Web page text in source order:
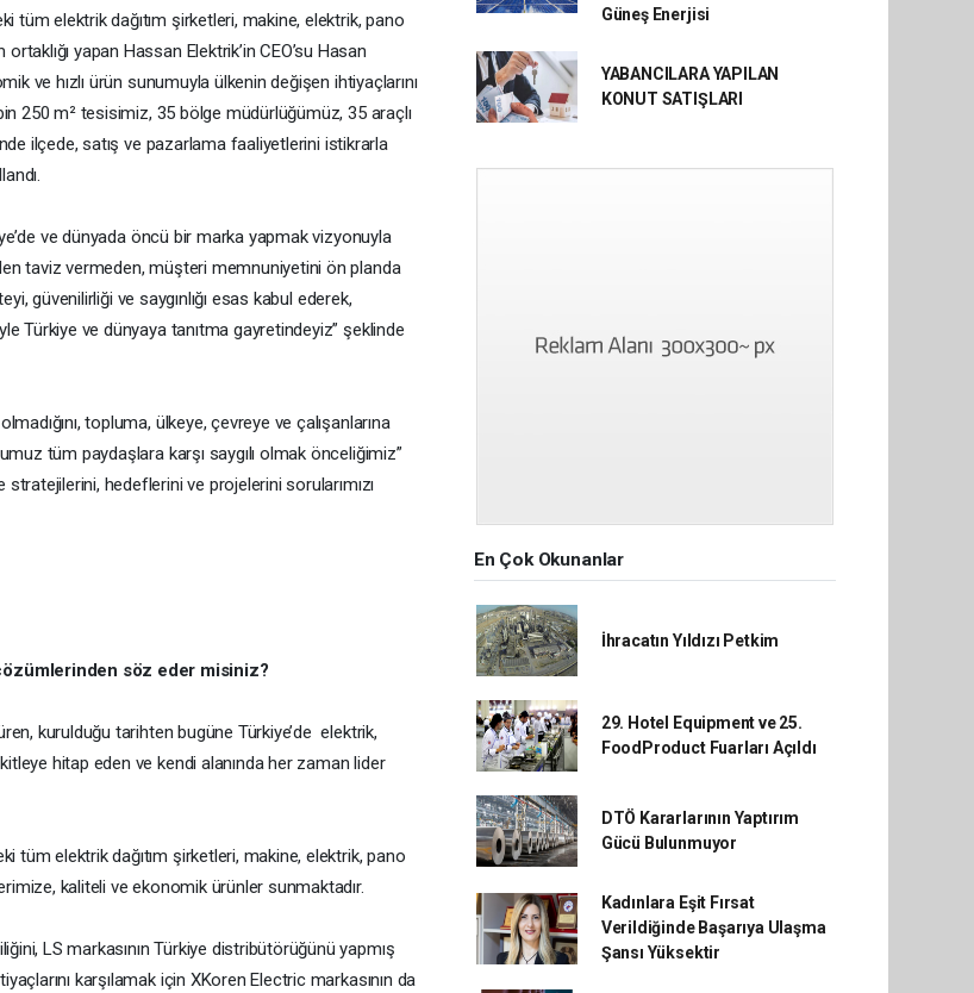
tüm elektrik dağıtım şirketleri, makine, elektrik, pano
yapan Hassan Elektrik’in CEO’su Hasan
ve hızlı ürün sunumuyla ülkenin değişen ihtiyaçlarını
250 m² tesisimiz, 35 bölge müdürlüğümüz, 35 araçlı
ilçede, satış ve pazarlama faaliyetlerini istikrarla
ve dünyada öncü bir marka yapmak vizyonuyla
taviz vermeden, müşteri memnuniyetini ön planda
güvenilirliği ve saygınlığı esas kabul ederek,
Türkiye ve dünyaya tanıtma gayretindeyiz” şeklinde
topluma, ülkeye, çevreye ve çalışanlarına
tüm paydaşlara karşı saygılı olmak önceliğimiz”
hedeflerini ve projelerini sorularımızı
söz eder misiniz?
kurulduğu tarihten bugüne Türkiye’de elektrik,
hitap eden ve kendi alanında her zaman lider
tüm elektrik dağıtım şirketleri, makine, elektrik, pano
kaliteli ve ekonomik ürünler sunmaktadır.
LS markasının Türkiye distribütörüğünü yapmış
karşılamak için XKoren Electric markasının da
Güneş Enerjisi
YABANCILARA YAPILAN
KONUT SATIŞLARI
En Çok Okunanlar
İhracatın Yıldızı Petkim
29. Hotel Equipment ve 25.
FoodProduct Fuarları Açıldı
DTÖ Kararlarının Yaptırım
Gücü Bulunmuyor
Kadınlara Eşit Fırsat
Verildiğinde Başarıya Ulaşma
Şansı Yüksektir